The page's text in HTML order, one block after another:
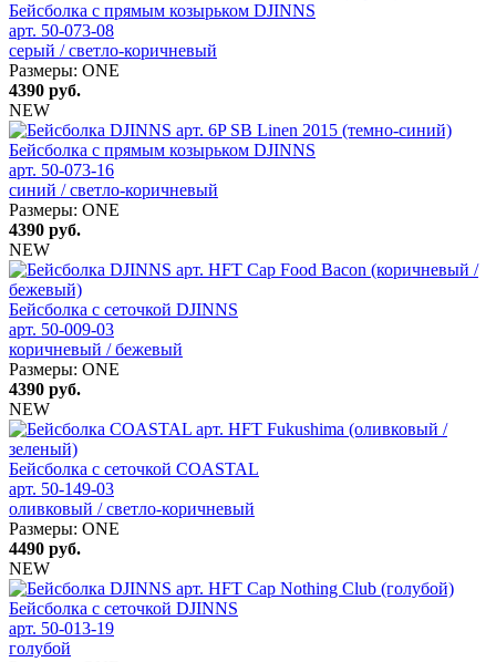
Бейсболка с прямым козырьком DJINNS
арт. 50-073-08
серый / светло-коричневый
Размеры: ONE
4390 руб.
NEW
Бейсболка с прямым козырьком DJINNS
арт. 50-073-16
синий / светло-коричневый
Размеры: ONE
4390 руб.
NEW
Бейсболка с сеточкой DJINNS
арт. 50-009-03
коричневый / бежевый
Размеры: ONE
4390 руб.
NEW
Бейсболка с сеточкой COASTAL
арт. 50-149-03
оливковый / светло-коричневый
Размеры: ONE
4490 руб.
NEW
Бейсболка с сеточкой DJINNS
арт. 50-013-19
голубой